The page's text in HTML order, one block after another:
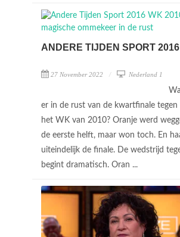
ANDERE TIJDEN SPORT 2016
27 November 2022 Nederland 1
er in de rust van de kwartfinale tegen
het WK van 2010? Oranje werd
de eerste helft, maar won toch. En
uiteindelijk de finale. De wedstrijd
begint dramatisch. Oran ...